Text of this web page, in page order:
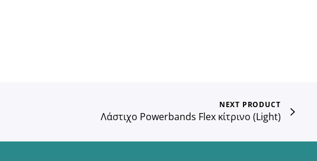
NEXT PRODUCT
Λάστιχο Powerbands Flex κίτρινο (Light)